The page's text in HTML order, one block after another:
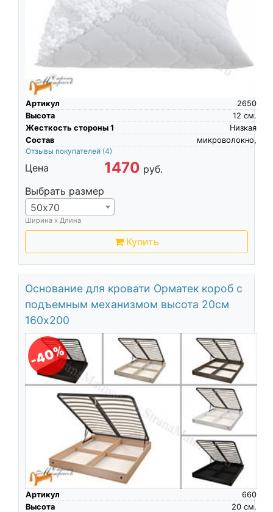
Артикул
2650
Высота
см.
12
Жесткость стороны 1
Низкая
Состав
микроволокно,
Отзывы покупателей (4)
Цена 1470 руб.
Выбрать размер
50х70
Ширина х Длина
Купить
Основание для кровати Орматек короб с
подъемным механизмом высота 20см
160х200
-40%
Артикул
660
Высота
см.
20